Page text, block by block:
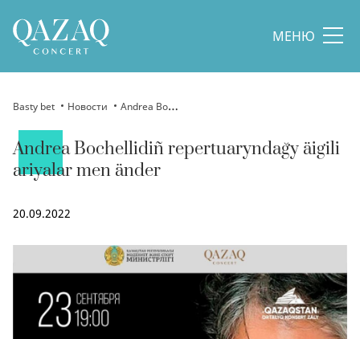
МЕНЮ
Basty bet Новости Andrea Bochellidiñ repertuaryndağy äigili ariyalar men änder
Andrea Bochellidiñ repertuaryndağy äigili
ariyalar men änder
20.09.2022